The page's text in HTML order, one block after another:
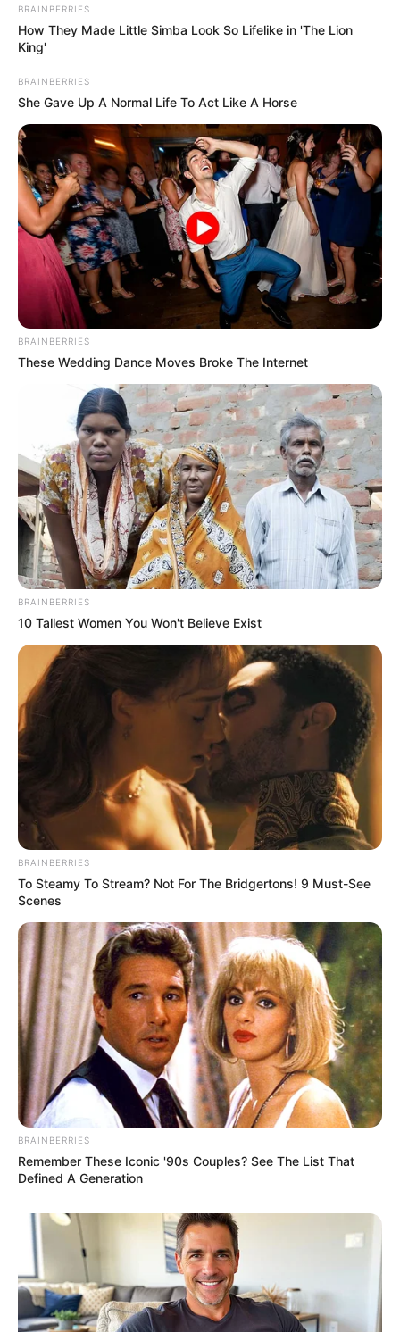
TAGS
ΑΓΙΟΣ ΜΕΡΚΟΥΡΙΟΣ
ΕΥΒΟΙΑ
ΠΑΡΑΛΙΕΣ ΕΥΒΟΙΑΣ
ΤΑΞΙΔΙ
ΤΑΥΤΟΤΗΤΑ ΚΑΙ ΕΠΙΚΟΙΝΩΝΙΑ
BRAINBERRIES
How They Made Little Simba Look So Lifelike in 'The Lion
King'
BRAINBERRIES
She Gave Up A Normal Life To Act Like A Horse
BRAINBERRIES
These Wedding Dance Moves Broke The Internet
BRAINBERRIES
10 Tallest Women You Won't Believe Exist
BRAINBERRIES
To Steamy To Stream? Not For The Bridgertons! 9 Must-See
Scenes
BRAINBERRIES
Remember These Iconic '90s Couples? See The List That
Defined A Generation